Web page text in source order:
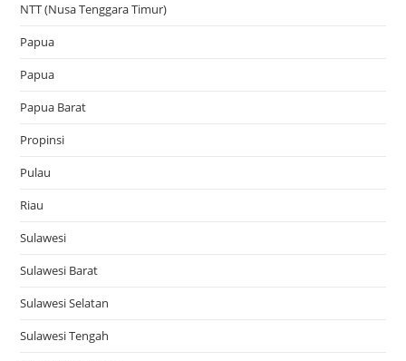
NTT (Nusa Tenggara Timur)
Papua
Papua
Papua Barat
Propinsi
Pulau
Riau
Sulawesi
Sulawesi Barat
Sulawesi Selatan
Sulawesi Tengah